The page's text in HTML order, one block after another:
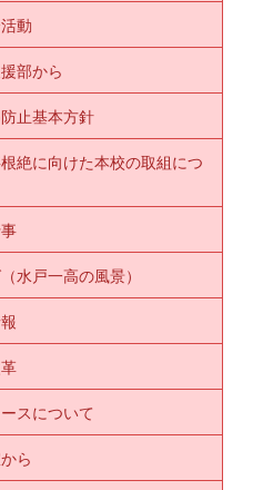
動
部から
止基本方針
絶に向けた本校の取組につ
水戸一高の風景）
スについて
ら